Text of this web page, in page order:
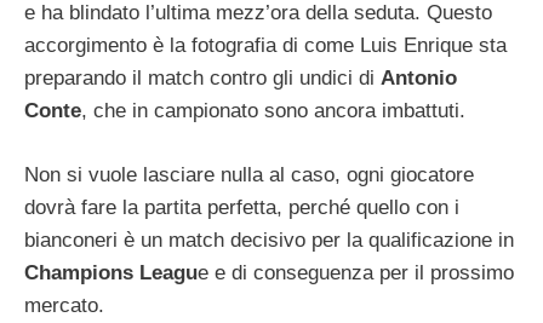
e ha blindato l’ultima mezz’ora della seduta. Questo
accorgimento è la fotografia di come Luis Enrique sta
preparando il match contro gli undici di Antonio
Conte, che in campionato sono ancora imbattuti.
Non si vuole lasciare nulla al caso, ogni giocatore
dovrà fare la partita perfetta, perché quello con i
bianconeri è un match decisivo per la qualificazione in
Champions League e di conseguenza per il prossimo
mercato.